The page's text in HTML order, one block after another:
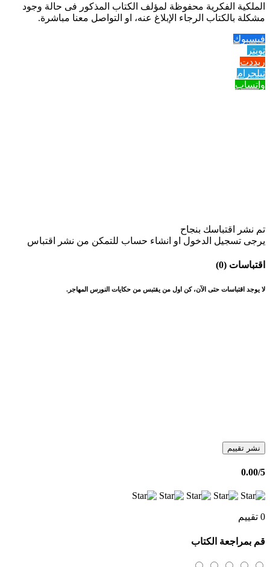
الملكية الفكرية محفوظة لمؤلف الكتاب المذكور فى حالة وجود
مشكلة بالكتاب الرجاء الإبلاغ عنه، او التواصل معنا مباشرة.
فيسبوك
تويتر
ريددت
تيلجرام
واتساب
تم نشر اقتباسك بنجاح
يرجى تسجيل الدخول او انشاء حساب للتمكن من نشر اقتباس
اقتباسات (0)
لا يوجد اقتباسات حتى الآن، كن اول من يقتبس من حكايات النورس المهاجر.
نشر تقييم
0.00/5
0 تقييم
قم بمراجعة الكتاب